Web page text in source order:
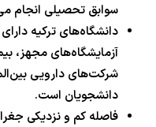
سوابق تحصیلی انجام
دانشگاه‌های ترکیه
آزمایشگاه‌های مجهز،
شرکت‌های دارویی
دانشجویان است.
فاصله کم و نزدیکی